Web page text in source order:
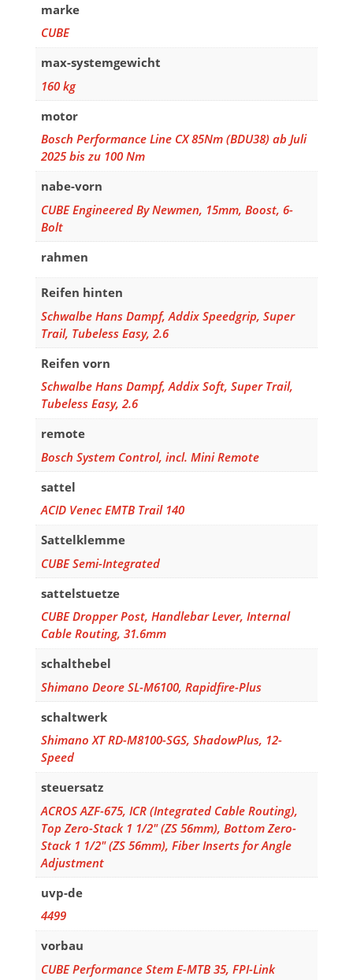
marke
CUBE
max-systemgewicht
160 kg
motor
Bosch Performance Line CX 85Nm (BDU38) ab Juli
2025 bis zu 100 Nm
nabe-vorn
CUBE Engineered By Newmen, 15mm, Boost, 6-
Bolt
rahmen
Reifen hinten
Schwalbe Hans Dampf, Addix Speedgrip, Super
Trail, Tubeless Easy, 2.6
Reifen vorn
Schwalbe Hans Dampf, Addix Soft, Super Trail,
Tubeless Easy, 2.6
remote
Bosch System Control, incl. Mini Remote
sattel
ACID Venec EMTB Trail 140
Sattelklemme
CUBE Semi-Integrated
sattelstuetze
CUBE Dropper Post, Handlebar Lever, Internal
Cable Routing, 31.6mm
schalthebel
Shimano Deore SL-M6100, Rapidfire-Plus
schaltwerk
Shimano XT RD-M8100-SGS, ShadowPlus, 12-
Speed
steuersatz
ACROS AZF-675, ICR (Integrated Cable Routing),
Top Zero-Stack 1 1/2" (ZS 56mm), Bottom Zero-
Stack 1 1/2" (ZS 56mm), Fiber Inserts for Angle
Adjustment
uvp-de
4499
vorbau
CUBE Performance Stem E-MTB 35, FPI-Link